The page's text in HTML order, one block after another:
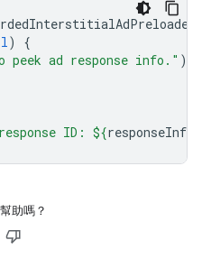
)
{
peek ad response info." )
ID: ${responseInfo
助嗎？